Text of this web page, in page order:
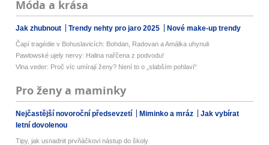
Móda a krása
Jak zhubnout Trendy nehty pro jaro 2025 Nové make-up trendy
Čapí tragédie v Bohuslavicích: Bohdan, Radovan a Amálka uhynuli
Pawlowské ujely nervy: Halina nařčena z podvodu!
Vlna veder: Proč víc umírají ženy? Není to o „slabším pohlaví“
Pro ženy a maminky
Nejčastější novoroční předsevzetí Miminko a mráz
Jak vybírat
letní dovolenou
Tipy, jak usnadnit prvňáčkovi nástup do školy